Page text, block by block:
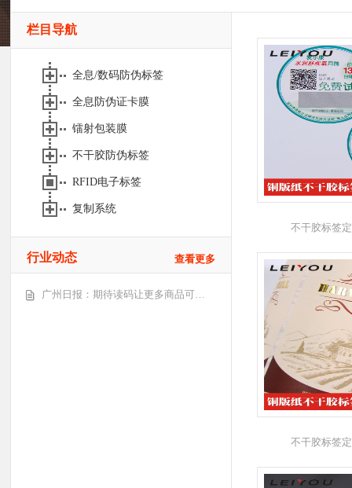
栏目导航
全息/数码防伪标签
全息防伪证卡膜
镭射包装膜
不干胶防伪标签
RFID电子标签
复制系统
行业动态 查看更多
广州日报：期待读码让更多商品可…
不干胶标签
不干胶标签